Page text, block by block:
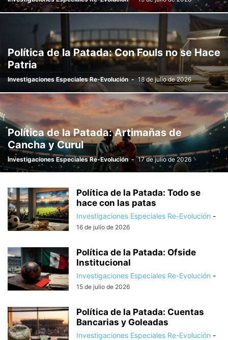
Política de la Patada: Con Fouls no se Hace
Patria
Investigaciones Especiales Re-Evolución - 18 de julio de 2026
Política de la Patada: Artimañas de
Cancha y Curul
Investigaciones Especiales Re-Evolución - 17 de julio de 2026
Política de la Patada: Todo se
hace con las patas
Investigaciones Especiales Re-Evolución -
16 de julio de 2026
Política de la Patada: Ofside
Institucional
Investigaciones Especiales Re-Evolución -
15 de julio de 2026
Política de la Patada: Cuentas
Bancarias y Goleadas
Investigaciones Especiales Re-Evolución -